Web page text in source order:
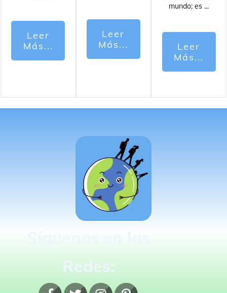
Leer
Más...
Leer
Más...
mundo; es ...
Leer
Más...
Redes: